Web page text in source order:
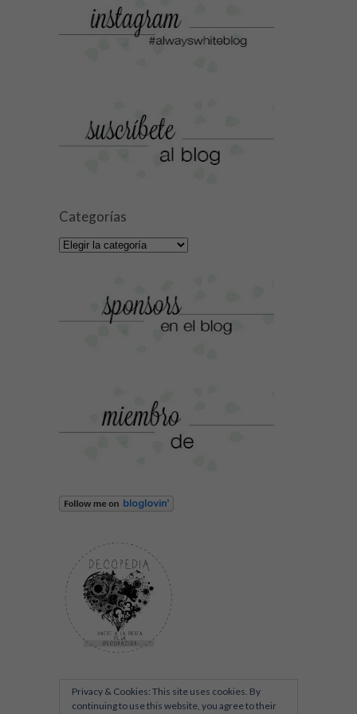
Categorías
Categorías
Privacy & Cookies: This site uses cookies. By
continuing to use this website, you agree to their